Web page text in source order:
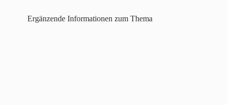
Ergänzende Informationen zum Thema